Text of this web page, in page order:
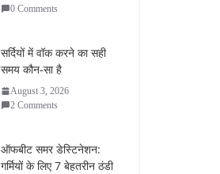
0 Comments
सर्दियों में वॉक करने का सही
समय कौन-सा है
August 3, 2026
2 Comments
ऑफबीट समर डेस्टिनेशन:
गर्मियों के लिए 7 बेहतरीन ठंडी